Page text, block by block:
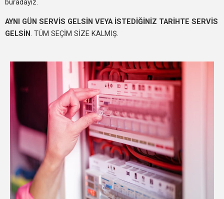
buradayız.
AYNI GÜN SERVİS GELSİN VEYA İSTEDİĞİNİZ TARİHTE SERVİS
GELSİN. TÜM SEÇİM SİZE KALMIŞ.